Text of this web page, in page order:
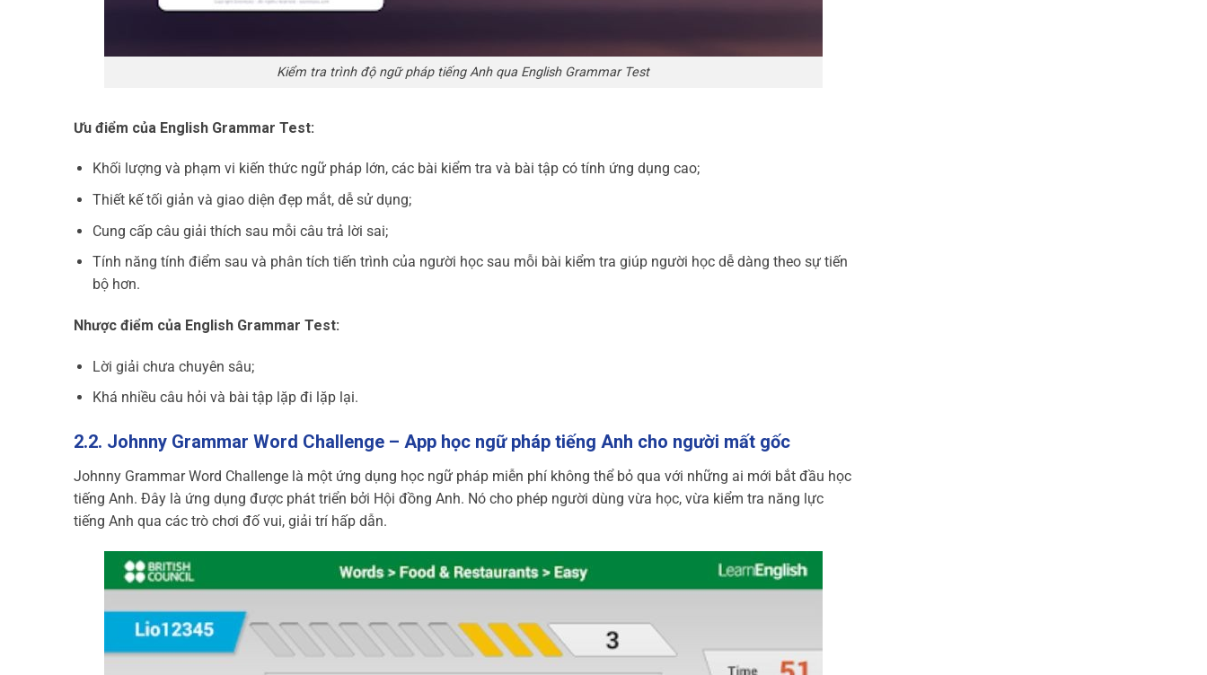
Kiểm tra trình độ ngữ pháp tiếng Anh qua English Grammar Test
Ưu điểm của English Grammar Test:
Khối lượng và phạm vi kiến thức ngữ pháp lớn, các bài kiểm tra và bài tập có tính ứng dụng cao;
Thiết kế tối giản và giao diện đẹp mắt, dễ sử dụng;
Cung cấp câu giải thích sau mỗi câu trả lời sai;
Tính năng tính điểm sau và phân tích tiến trình của người học sau mỗi bài kiểm tra giúp người học dễ dàng theo sự tiến
bộ hơn.
Nhược điểm của English Grammar Test:
Lời giải chưa chuyên sâu;
Khá nhiều câu hỏi và bài tập lặp đi lặp lại.
2.2. Johnny Grammar Word Challenge – App học ngữ pháp tiếng Anh cho người mất gốc
Johnny Grammar Word Challenge là một ứng dụng học ngữ pháp miễn phí không thể bỏ qua với những ai mới bắt đầu học
tiếng Anh. Đây là ứng dụng được phát triển bởi Hội đồng Anh. Nó cho phép người dùng vừa học, vừa kiểm tra năng lực
tiếng Anh qua các trò chơi đố vui, giải trí hấp dẫn.